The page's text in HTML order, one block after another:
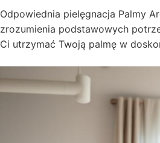
Odpowiednia pielęgnacja Palmy
zrozumienia podstawowych
Ci utrzymać Twoją palmę w